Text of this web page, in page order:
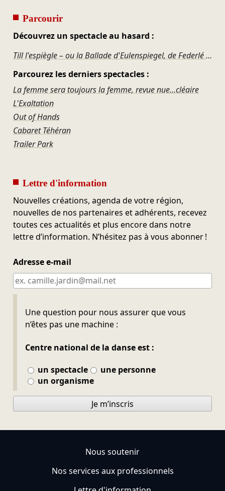
Parcourir
Découvrez un spectacle au hasard :
Till l'espiègle – ou la Ballade d'Eulenspiegel, de Federlé et de la Grosse Pompanne
Parcourez les derniers spectacles :
La femme sera toujours la femme, revue nue...cléaire
L'Exaltation
Out of Hands
Cabaret Téhéran
Trailer Park
Lettre d'information
Nouvelles créations, agenda de votre région,
nouvelles de nos partenaires et adhérents, recevez
toutes ces actualités et plus encore dans notre
lettre d’information. N’hésitez pas à vous abonner !
Adresse e-mail
Une question pour nous assurer que vous
n’êtes pas une machine :
Centre national de la danse est :
un spectacle
une personne
un organisme
Ne pas remplir
Je m’inscris
Nous soutenir
Nos services aux professionnels